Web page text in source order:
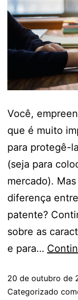
Você,
que é muito
para protegê-
(seja para
mercado).
diferença
patente?
sobre as
e para…
20 de outubro de
Categorizado